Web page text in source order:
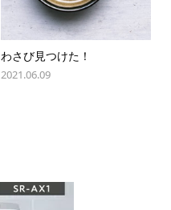
わさび見つけた！
2021.06.09